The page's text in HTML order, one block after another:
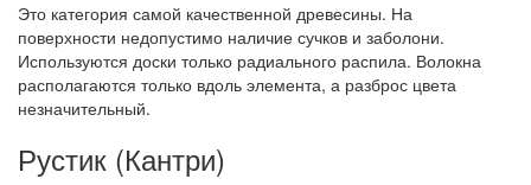
Это категория самой качественной древесины. На
поверхности недопустимо наличие сучков и заболони.
Используются доски только радиального распила. Волокна
располагаются только вдоль элемента, а разброс цвета
незначительный.
Рустик (Кантри)